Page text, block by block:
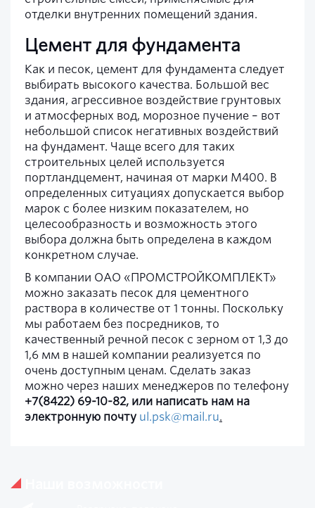
отделки внутренних помещений здания.
Цемент для фундамента
Как и песок, цемент для фундамента следует
выбирать высокого качества. Большой вес
здания, агрессивное воздействие грунтовых
и атмосферных вод, морозное пучение – вот
небольшой список негативных воздействий
на фундамент. Чаще всего для таких
строительных целей используется
портландцемент, начиная от марки М400. В
определенных ситуациях допускается выбор
марок с более низким показателем, но
целесообразность и возможность этого
выбора должна быть определена в каждом
конкретном случае.
В компании ОАО «ПРОМСТРОЙКОМПЛЕКТ»
можно заказать песок для цементного
раствора в количестве от 1 тонны. Поскольку
мы работаем без посредников, то
качественный речной песок с зерном от 1,3 до
1,6 мм в нашей компании реализуется по
очень доступным ценам. Сделать заказ
можно через наших менеджеров по телефону
+7(8422) 69-10-82, или написать нам на
электронную почту ul.psk@mail.ru.